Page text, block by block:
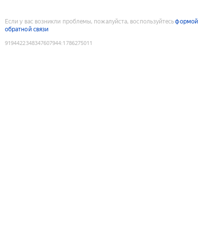
Если у вас возникли проблемы, пожалуйста, воспользуйтесьформой
обратной связи
9194422348347607944:1786275011